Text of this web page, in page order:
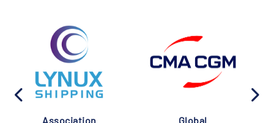
Association
Global